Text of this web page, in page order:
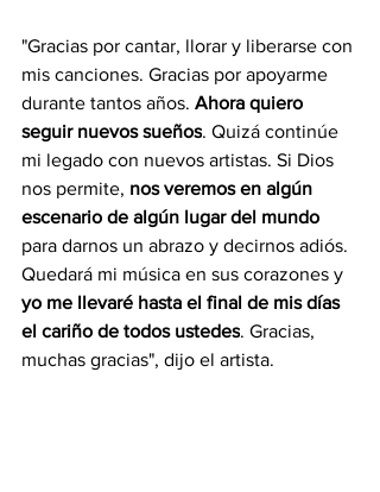
"Gracias por cantar, llorar y liberarse con
mis canciones. Gracias por apoyarme
durante tantos años. Ahora quiero
seguir nuevos sueños. Quizá continúe
mi legado con nuevos artistas. Si Dios
nos permite, nos veremos en algún
escenario de algún lugar del mundo
para darnos un abrazo y decirnos adiós.
Quedará mi música en sus corazones y
yo me llevaré hasta el final de mis días
el cariño de todos ustedes. Gracias,
muchas gracias", dijo el artista.